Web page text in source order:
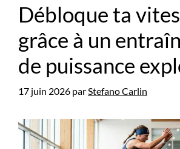
Débloque ta
grâce à un
de puissance
17 juin 2026 par Stefano Carlin